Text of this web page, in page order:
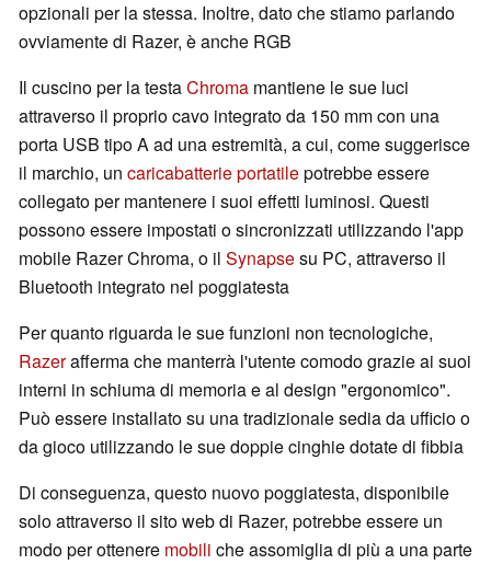
opzionali per la stessa. Inoltre, dato che stiamo parlando
ovviamente di Razer, è anche RGB
Il cuscino per la testaChroma mantiene le sue luci
attraverso il proprio cavo integrato da 150 mm con una
porta USB tipo A ad una estremità, a cui, come suggerisce
il marchio, un caricabatterie portatilepotrebbe essere
collegato per mantenere i suoi effetti luminosi. Questi
possono essere impostati o sincronizzati utilizzando l'app
mobile Razer Chroma, o il Synapsesu PC, attraverso il
Bluetooth integrato nel poggiatesta
Per quanto riguarda le sue funzioni non tecnologiche,
Razerafferma che manterrà l'utente comodo grazie ai suoi
interni in schiuma di memoria e al design "ergonomico".
Può essere installato su una tradizionale sedia da ufficio o
da gioco utilizzando le sue doppie cinghie dotate di fibbia
Di conseguenza, questo nuovo poggiatesta, disponibile
solo attraverso il sito web di Razer, potrebbe essere un
modo per ottenere mobili che assomiglia di più a una parte